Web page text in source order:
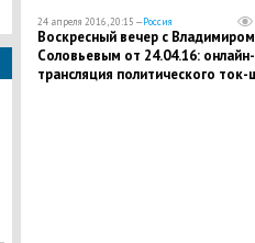
24 апреля 2016, 20:15 —Россия
Воскресный вечер с Владимиром
Соловьевым от 24.04.16: онлайн-
трансляция политического ток-